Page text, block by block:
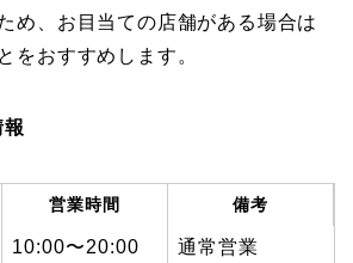
め、お目当ての店舗がある場合は
をおすすめします。
営業時間 備考
10:00〜20:00 通常営業